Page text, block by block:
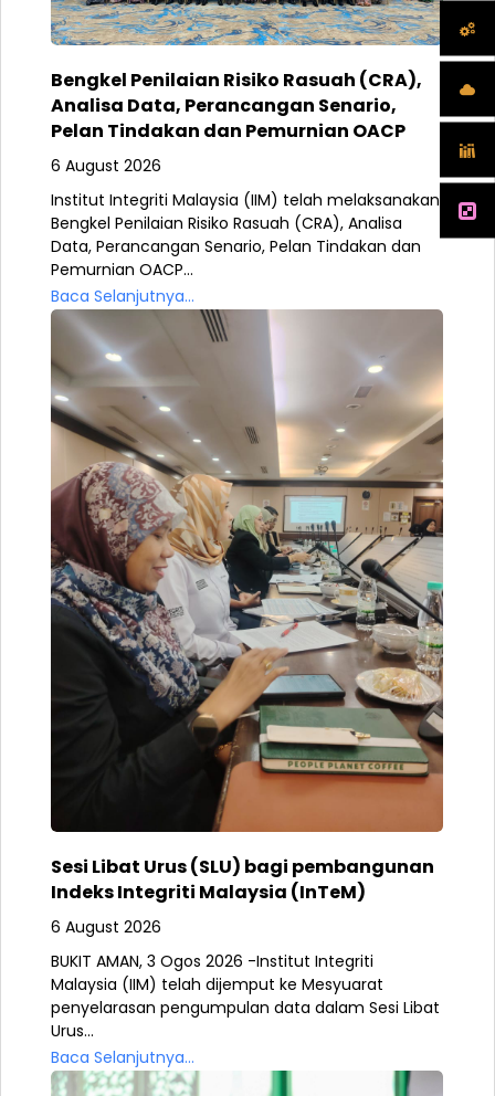
Bengkel Penilaian Risiko Rasuah (CRA),
Analisa Data, Perancangan Senario,
Pelan Tindakan dan Pemurnian OACP
6 August 2026
Institut Integriti Malaysia (IIM) telah melaksanakan
Bengkel Penilaian Risiko Rasuah (CRA), Analisa
Data, Perancangan Senario, Pelan Tindakan dan
Pemurnian OACP...
Baca Selanjutnya...
Sesi Libat Urus (SLU) bagi pembangunan
Indeks Integriti Malaysia (InTeM)
6 August 2026
BUKIT AMAN, 3 Ogos 2026 -Institut Integriti
Malaysia (IIM) telah dijemput ke Mesyuarat
penyelarasan pengumpulan data dalam Sesi Libat
Urus...
Baca Selanjutnya...